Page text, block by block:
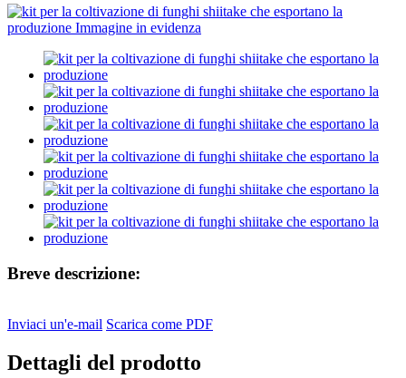
Breve descrizione:
Inviaci un'e-mail Scarica come PDF
Dettagli del prodotto